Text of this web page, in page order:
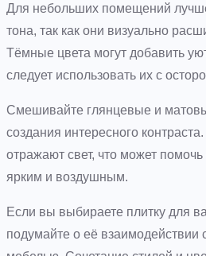
Для небольших помещений
тона, так как они визуально
Тёмные цвета могут добавить
следует использовать их с
Смешивайте глянцевые и
создания интересного
отражают свет, что может
ярким и воздушным.
Если вы выбираете плитку для
подумайте о её взаимодействии